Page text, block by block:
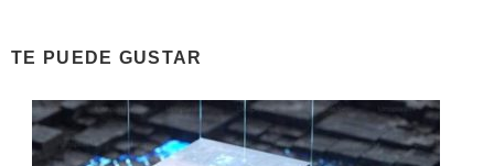
TE PUEDE GUSTAR